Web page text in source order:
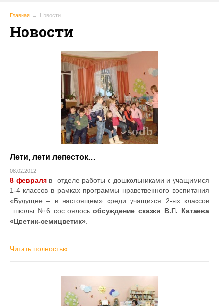
Главная Новости
Новости
Лети, лети лепесток…
08.02.2012
8 февраля в отделе работы с дошкольниками и учащимися
1-4 классов в рамках программы нравственного воспитания
«Будущее – в настоящем» среди учащихся 2-ых классов
школы №6 состоялосьобсуждение сказки В.П. Катаева
«Цветик-семицветик»
Читать полностью